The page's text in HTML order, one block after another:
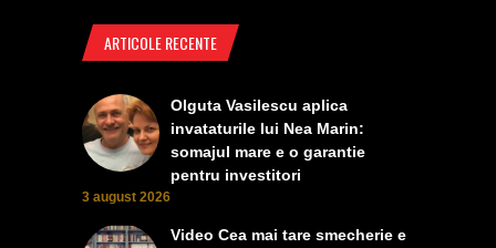
ARTICOLE RECENTE
Olguta Vasilescu aplica
invataturile lui Nea Marin:
somajul mare e o garantie
pentru investitori
3 august 2026
Video Cea mai tare smecherie e